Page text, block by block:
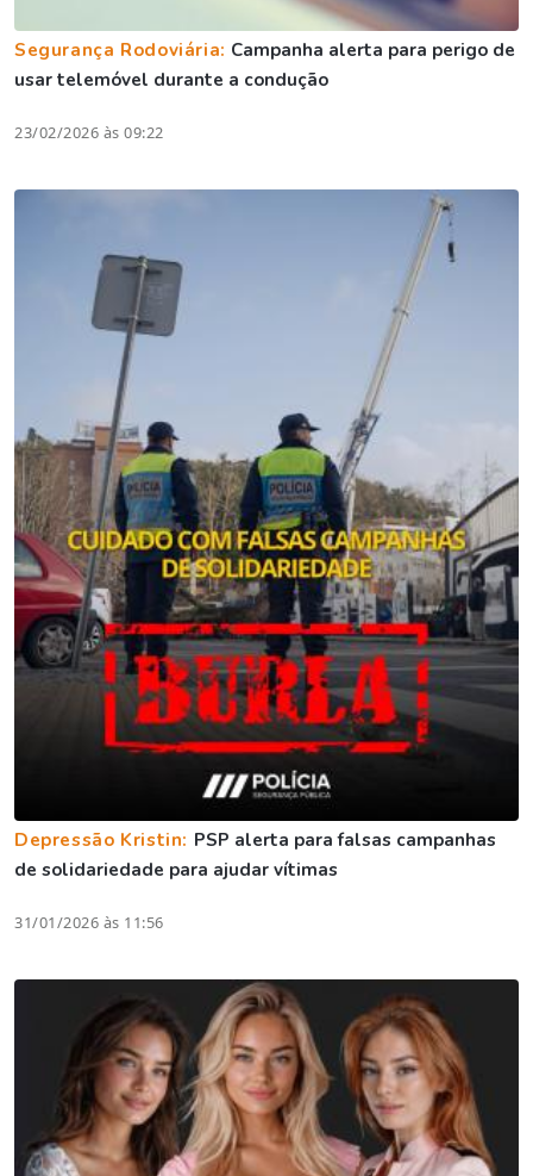
Segurança Rodoviária: Campanha alerta para perigo de
usar telemóvel durante a condução
23/02/2026 às 09:22
Depressão Kristin: PSP alerta para falsas campanhas
de solidariedade para ajudar vítimas
31/01/2026 às 11:56